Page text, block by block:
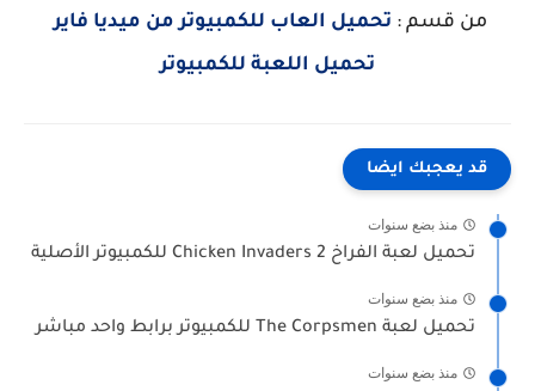
من قسم : تحميل العاب للكمبيوتر من ميديا فاير
تحميل اللعبة للكمبيوتر
قد يعجبك ايضا
منذ بضع سنوات
تحميل لعبة الفراخ 2 Chicken Invaders للكمبيوتر الأصلية
منذ بضع سنوات
تحميل لعبة The Corpsmen للكمبيوتر برابط واحد مباشر
منذ بضع سنوات